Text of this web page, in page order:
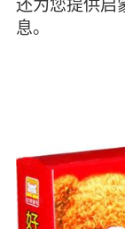
还为您提供启
息。